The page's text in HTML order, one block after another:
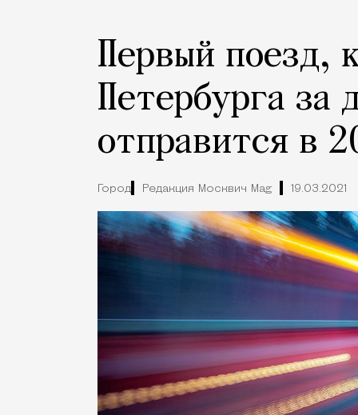
Первый поезд,
Петербурга за
отправится в
Город Редакция Москвич Mag 19.03.2021